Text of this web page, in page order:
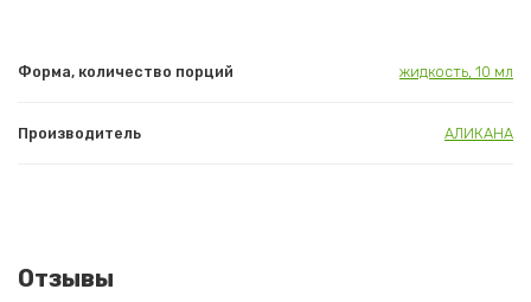
Форма, количество порций жидкость, 10 мл
Производитель АЛИКАНА
Отзывы